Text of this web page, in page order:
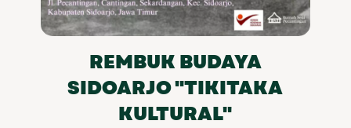
REMBUK BUDAYA
SIDOARJO "TIKITAKA
KULTURAL"